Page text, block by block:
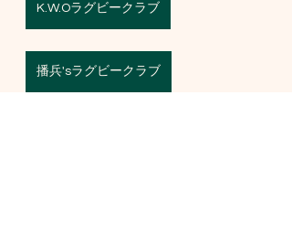
K.W.Oラグビークラブ
播兵'sラグビークラブ